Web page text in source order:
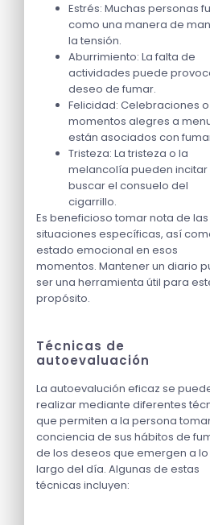
Estrés: Muchas personas
como una manera de
la tensión.
Aburrimiento: La falta de
actividades puede
deseo de fumar.
Felicidad: Celebraciones o
momentos alegres a
están asociados con
Tristeza: La tristeza o la
melancolía pueden incitar
buscar el consuelo del
cigarrillo.
Es beneficioso tomar nota de las
situaciones específicas, así
estado emocional en esos
momentos. Mantener un diario
ser una herramienta útil para
propósito.
Técnicas de
autoevaluación
La autoevalución eficaz se
realizar mediante diferentes
que permiten a la persona
conciencia de sus hábitos de
de los deseos que emergen a lo
largo del día. Algunas de estas
técnicas incluyen: